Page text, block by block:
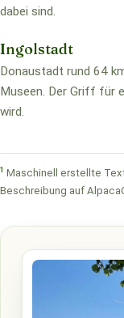
dabei sind.
Ingolstadt
Donaustadt rund 64
Museen. Der Griff für
wird.
1 Maschinell erstellte
Beschreibung auf